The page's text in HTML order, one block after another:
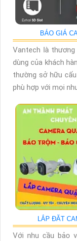
BÁO GIÁ
Vantech là
dùng của khách
thường sở hữu
phù hợp với mọi
LẮP ĐĂT
Với nhu cầu bảo